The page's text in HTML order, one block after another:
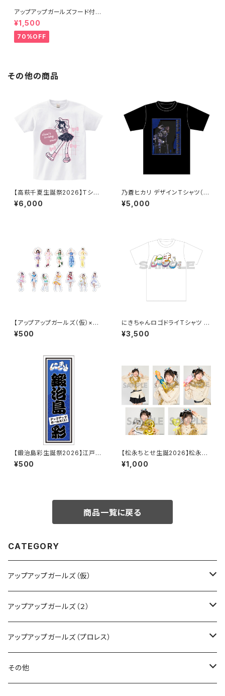
アップアップガールズフード付き
タオル
¥1,500
70%OFF
その他の商品
【高萩千夏生誕祭2026】Tシャ
ツ
¥6,000
乃蒼ヒカリ デザインTシャツ（B
LACK / WHITE）
¥5,000
【アップアップガールズ（仮）×
（２）】ランダムフレークシール
¥500
にきちゃんロゴドライTシャツ う
さぎさんver.
¥3,500
【鍛治島彩生誕祭2026】江戸文
字シール
¥500
【松永ちとせ生誕2026】松永ち
とせ生誕2026 L判生写真（2枚
入り）
¥1,000
商品一覧に戻る
CATEGORY
アップアップガールズ（仮）
CD・DVD・Blu-ray
Tシャツ
other
アップアップガールズ（２）
Blu-ray
Tシャツ
アップアップガールズ（プロレス）
Tシャツ
その他